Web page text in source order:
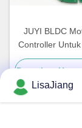
JUYI BLDC
Controller Untuk
Water Well
Perlindungan
Dapatkan
LisaJiang